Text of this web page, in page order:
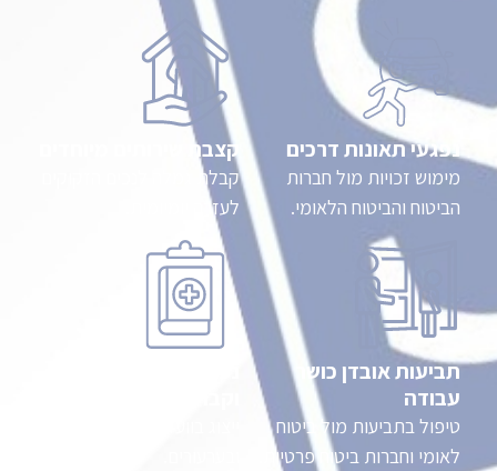
נפגעי תאונות דרכים
מימוש זכויות מול חברות
הביטוח והביטוח הלאומי.
קצבת שירותים מיוחדים
קבלת גמלה לנכים הזקוקים
לעזרה יומיומית.
תביעות אובדן כושר
עבודה
טיפול בתביעות מול ביטוח
לאומי וחברות ביטוח פרטיות.